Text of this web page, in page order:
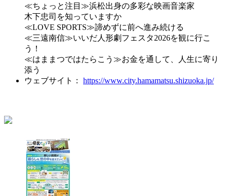
≪ちょっと注目≫浜松出身の多彩な映画音楽家
木下忠司を知っていますか
≪LOVE SPORTS≫諦めずに前へ進み続ける
≪三遠南信≫いいだ人形劇フェスタ2026を観に行こ
う！
≪はままつではたらこう≫お金を通して、人生に寄り
添う
ウェブサイト： https://www.city.hamamatsu.shizuoka.jp/